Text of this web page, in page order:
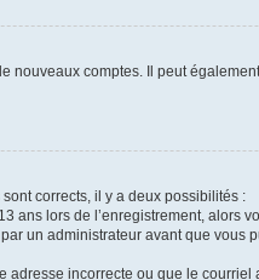
nouveaux comptes. Il peut
corrects, il y a deux possibilités :
ans lors de l’enregistrement,
un administrateur avant que
incorrecte ou que le